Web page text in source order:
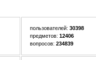
пользователей: 30398
предметов: 12406
вопросов: 234839